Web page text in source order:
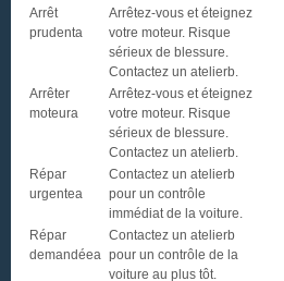
Arrêt
prudenta
Arrêtez-vous et éteignez
votre moteur. Risque
sérieux de blessure.
Contactez un atelierb.
Arrêter
moteura
Arrêtez-vous et éteignez
votre moteur. Risque
sérieux de blessure.
Contactez un atelierb.
Répar
urgentea
Contactez un atelierb
pour un contrôle
immédiat de la voiture.
Répar
demandéea
Contactez un atelierb
pour un contrôle de la
voiture au plus tôt.